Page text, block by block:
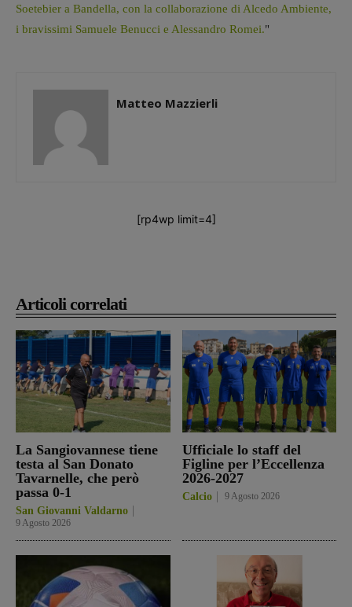
Articoli correlati
La Sangiovannese tiene
testa al San Donato
Tavarnelle, che però
passa 0-1
San Giovanni Valdarno
9 Agosto 2026
Ufficiale lo staff del
Figline per l’Eccellenza
2026-2027
Calcio 9 Agosto 2026
Soetebier a Bandella, con la collaborazione di Alcedo Ambiente,
i bravissimi Samuele Benucci e Alessandro Romei."
Matteo Mazzierli
[rp4wp limit=4]